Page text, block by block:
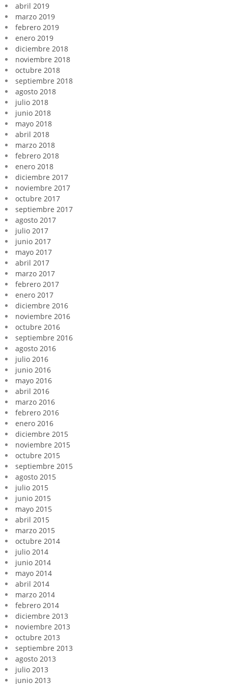
abril 2019
marzo 2019
febrero 2019
enero 2019
diciembre 2018
noviembre 2018
octubre 2018
septiembre 2018
agosto 2018
julio 2018
junio 2018
mayo 2018
abril 2018
marzo 2018
febrero 2018
enero 2018
diciembre 2017
noviembre 2017
octubre 2017
septiembre 2017
agosto 2017
julio 2017
junio 2017
mayo 2017
abril 2017
marzo 2017
febrero 2017
enero 2017
diciembre 2016
noviembre 2016
octubre 2016
septiembre 2016
agosto 2016
julio 2016
junio 2016
mayo 2016
abril 2016
marzo 2016
febrero 2016
enero 2016
diciembre 2015
noviembre 2015
octubre 2015
septiembre 2015
agosto 2015
julio 2015
junio 2015
mayo 2015
abril 2015
marzo 2015
octubre 2014
julio 2014
junio 2014
mayo 2014
abril 2014
marzo 2014
febrero 2014
diciembre 2013
noviembre 2013
octubre 2013
septiembre 2013
agosto 2013
julio 2013
junio 2013